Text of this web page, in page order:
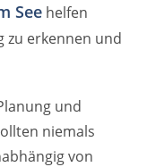
See helfen
zu erkennen und
und
niemals
von